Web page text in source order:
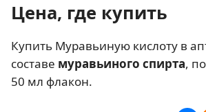
Цена, где купить
Купить Муравьиную кислоту в
составе муравьиного спирта,
50 мл флакон.